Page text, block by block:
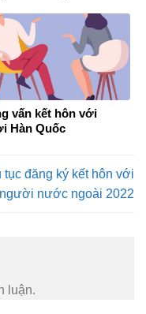
vấn kết hôn với
Hàn Quốc
tục đăng ký kết hôn với
người nước ngoài 2022
luận.